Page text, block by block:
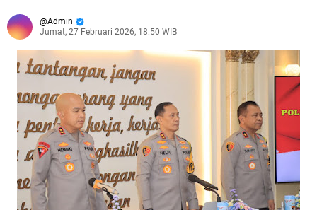
Admin
Jumat, 27 Februari 2026, 18:50 WIB